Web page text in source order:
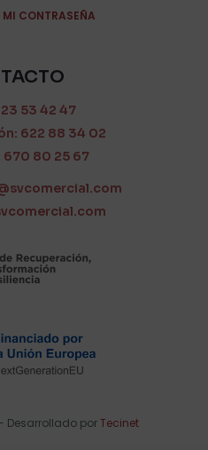
CONTRASEÑA
53 42 47
622 88 34 02
670 80 25 67
Desarrollado porTecinet